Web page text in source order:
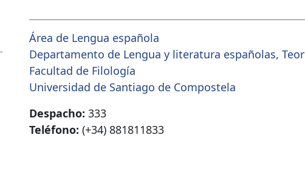
Área de Lengua española
Departamento de Lengua y literatura españolas,
Facultad de Filología
Universidad de Santiago de Compostela
Despacho: 333
Teléfono: (+34) 881811833